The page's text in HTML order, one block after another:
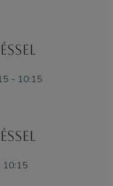
- 10:15
10:15